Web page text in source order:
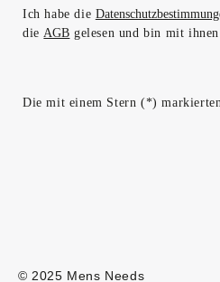
Ich habe die
dieAGB gelesen und bin mit
Die mit einem Stern (*)
© 2025 Mens Needs